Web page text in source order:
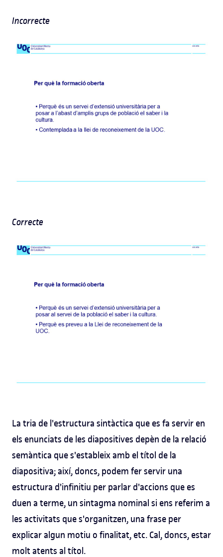
Incorrecte
Correcte
La tria de l'estructura sintàctica que es fa servir en
els enunciats de les diapositives depèn de la relació
semàntica que s'estableix amb el títol de la
diapositiva; així, doncs, podem fer servir una
estructura d'infinitiu per parlar d'accions que es
duen a terme, un sintagma nominal si ens referim a
les activitats que s'organitzen, una frase per
explicar algun motiu o finalitat, etc. Cal, doncs, estar
molt atents al títol.